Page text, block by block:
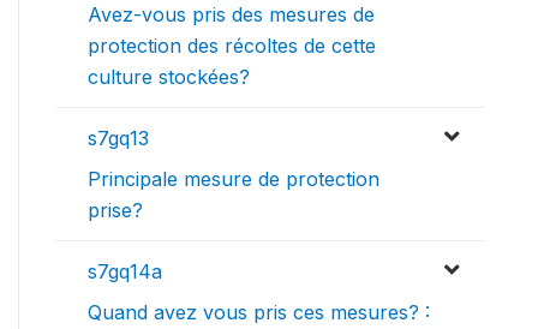
Avez-vous pris des mesures de
protection des récoltes de cette
culture stockées?
s7gq13
Principale mesure de protection
prise?
s7gq14a
Quand avez vous pris ces mesures? :